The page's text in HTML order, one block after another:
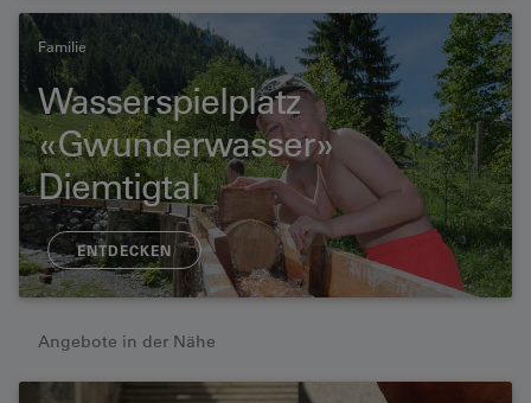
Familie
Wasserspielplatz
«Gwunderwasser»
Diemtigtal
ENTDECKEN
Angebote in der Nähe